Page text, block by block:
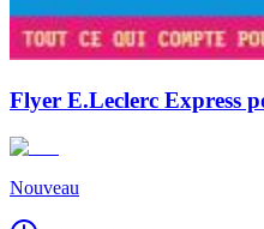
Flyer E.Leclerc Express
Nouveau